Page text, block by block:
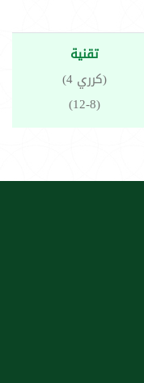
تقنية
(كرري 4)
(12-8)